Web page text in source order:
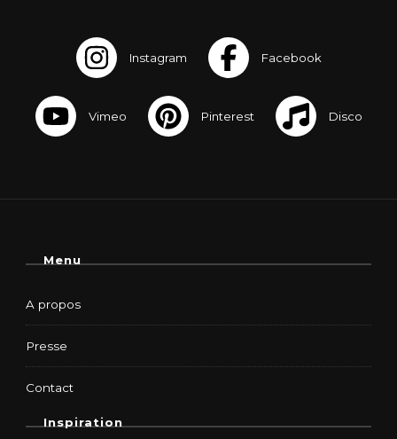
Menu
A propos
Presse
Contact
Inspiration